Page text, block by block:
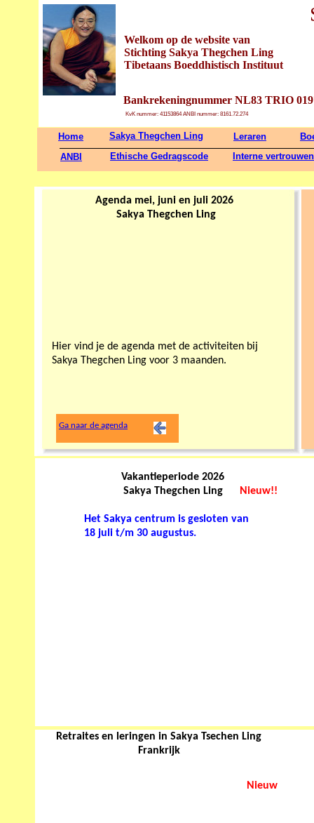
Welkom op de website van
Stichting Sakya Thegchen Ling
Tibetaans Boeddhistisch Instituut
Bankrekeningnummer NL83 TRIO
Home Sakya Thegchen Ling
Leraren
ANBI
Ethische Gedragscode
KvK nummer: 41153864 ANBI nummer: 8161.72.274
Interne
Agenda mei, juni en juli 2026
Sakya Thegchen Ling
Hier vind je de agenda met de activiteiten bij
Sakya Thegchen Ling voor 3 maanden.
Ga naar de agenda
Vakantieperiode 2026
Sakya Thegchen Ling
Het Sakya centrum is gesloten van
18 juli t/m 30 augustus.
Nieuw!!
Retraites en leringen in Sakya Tsechen Ling
Frankrijk
Nieuw